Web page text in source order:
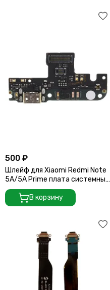
500 ₽
Шлейф для Xiaomi Redmi Note
5A/5A Prime плата системный
разъем/микрофон
В корзину